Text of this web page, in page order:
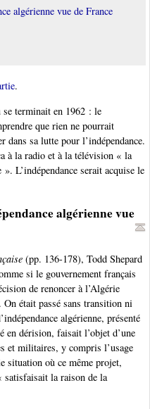
algérienne vue de France
.
se terminait en 1962 : le
que rien ne pourrait
dans sa lutte pour l’indépendance.
à la radio et à la télévision « la
L’indépendance serait acquise le
algérienne vue
(pp. 136-178), Todd Shepard
si le gouvernement français
de renoncer à l’Algérie
On était passé sans transition ni
algérienne, présenté
en dérision, faisait l’objet d’une
et militaires, y compris l’usage
situation où ce même projet,
la raison de la